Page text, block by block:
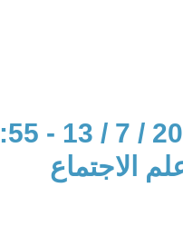
الاجتماع